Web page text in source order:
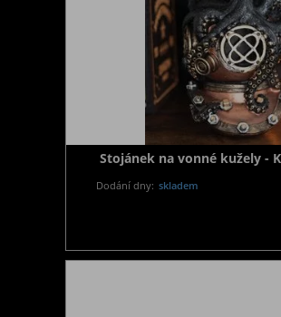
Stojánek na vonné kužely -
Dodání dny: skladem